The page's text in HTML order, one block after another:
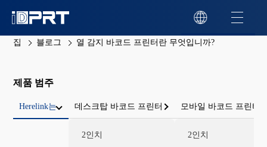
집 블로그 열 감지 바코드 프린터란 무엇입니까?
제품 범주
Herelink는 데스크탑 바코드 프린터
2인치
모바일 바코드 프린터
2인치